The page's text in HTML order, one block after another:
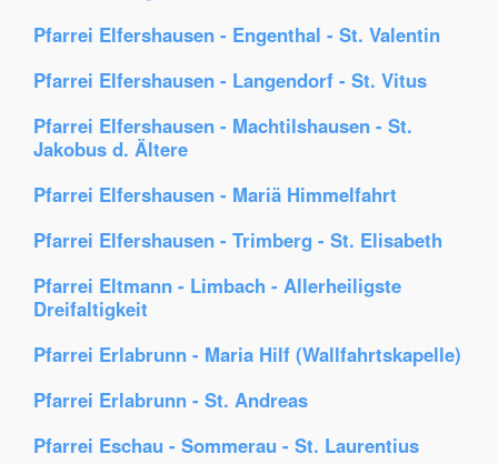
Pfarrei Elfershausen - Engenthal - St. Valentin
Pfarrei Elfershausen - Langendorf - St. Vitus
Pfarrei Elfershausen - Machtilshausen - St.
Jakobus d. Ältere
Pfarrei Elfershausen - Mariä Himmelfahrt
Pfarrei Elfershausen - Trimberg - St. Elisabeth
Pfarrei Eltmann - Limbach - Allerheiligste
Dreifaltigkeit
Pfarrei Erlabrunn - Maria Hilf (Wallfahrtskapelle)
Pfarrei Erlabrunn - St. Andreas
Pfarrei Eschau - Sommerau - St. Laurentius